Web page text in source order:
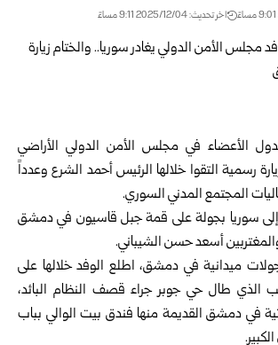
اخر تحديث: 2025/12/04 9:11 مساءً
الأعضاء في مجلس الأمن الدولي الأراضي
رسمية التقوا خلالها الرئيس أحمد الشرع وعدداً
المجتمع المدني السوري.
إلى سوريا بجولة على قمة جبل قاسيون في دمشق
والمغتربين أسعد حسن الشيباني.
ميدانية في دمشق، اطلع الوفد خلالها على
الذي طال حي جوبر جراء قصف النظام البائد،
في دمشق القديمة منها فندق بيت الوالي بباب